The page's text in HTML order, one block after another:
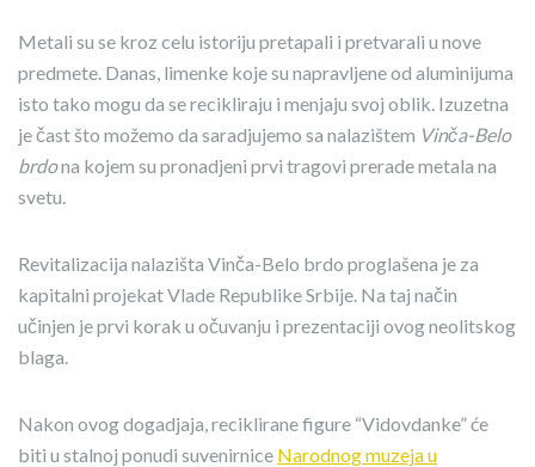
Metali su se kroz celu istoriju pretapali i pretvarali u nove
predmete. Danas, limenke koje su napravljene od aluminijuma
isto tako mogu da se recikliraju i menjaju svoj oblik. Izuzetna
je čast što možemo da saradjujemo sa nalazištem Vinča-Belo
brdona kojem su pronadjeni prvi tragovi prerade metala na
svetu.
Revitalizacija nalazišta Vinča-Belo brdo proglašena je za
kapitalni projekat Vlade Republike Srbije. Na taj način
učinjen je prvi korak u očuvanju i prezentaciji ovog neolitskog
blaga.
Nakon ovog dogadjaja, reciklirane figure “Vidovdanke” će
biti u stalnoj ponudi suvenirnice Narodnog muzeja u